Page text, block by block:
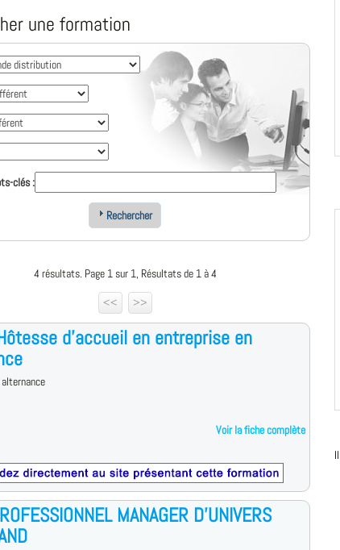
une formation
clés :
Rechercher
4 résultats. Page 1 sur 1, Résultats de 1 à 4
<<
>>
d'accueil en entreprise en
Voir la fiche complète
MANAGER D’UNIVERS